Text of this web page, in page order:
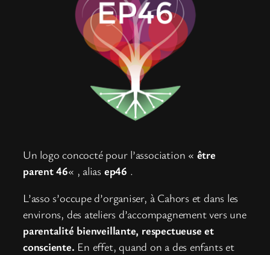
Un logo concocté pour l’association « être
parent 46« , alias ep46 .
L’asso s’occupe d’organiser, à Cahors et dans les
environs, des ateliers d’accompagnement vers une
parentalité bienveillante, respectueuse et
consciente. En effet, quand on a des enfants et